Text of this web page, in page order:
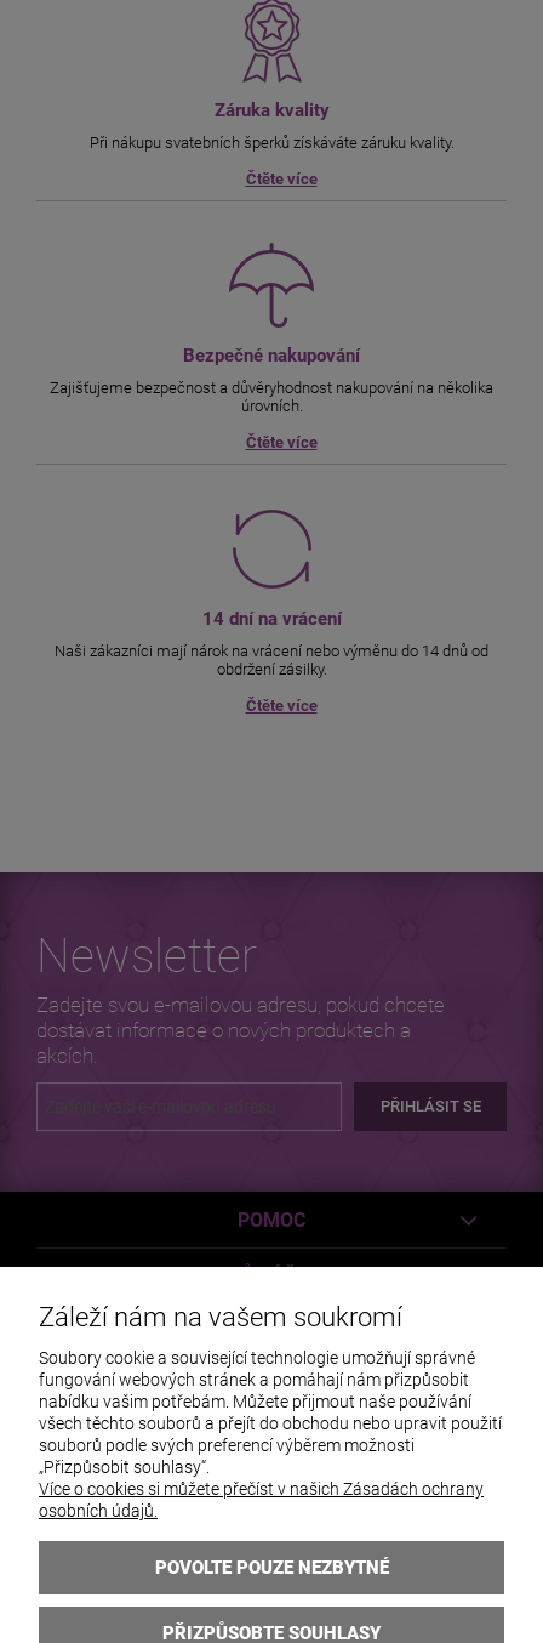
Záruka kvality
Při nákupu svatebních šperků získáváte záruku kvality.
Čtěte více
Bezpečné nakupování
Zajišťujeme bezpečnost a důvěryhodnost nakupování na několika
úrovních.
Čtěte více
14 dní na vrácení
Naši zákazníci mají nárok na vrácení nebo výměnu do 14 dnů od
obdržení zásilky.
Čtěte více
Newsletter
Zadejte svou e-mailovou adresu, pokud chcete
dostávat informace o nových produktech a
akcích.
PŘIHLÁSIT SE
POMOC
PLATBY A DODÁVKY
INFORMACE
O NÁS
Záleží nám na vašem soukromí
Soubory cookie a související technologie umožňují správné
fungování webových stránek a pomáhají nám přizpůsobit
nabídku vašim potřebám. Můžete přijmout naše používání
všech těchto souborů a přejít do obchodu nebo upravit použití
souborů podle svých preferencí výběrem možnosti
„Přizpůsobit souhlasy“.
Více o cookies si můžete přečíst v našich Zásadách ochrany
osobních údajů.
POVOLTE POUZE NEZBYTNÉ
PŘIZPŮSOBTE SOUHLASY